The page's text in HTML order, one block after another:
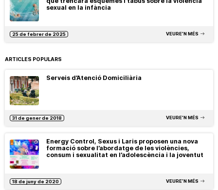
sexual en la infància
25 de febrer de 2025 VEURE’N MÉS
ARTICLES POPULARS
Serveis d’Atenció Domiciliària
31 de gener de 2018 VEURE’N MÉS
Energy Control, Sexus i Laris proposen una nova
formació sobre l’abordatge de les violències,
consum i sexualitat en l’adolescència i la joventut
18 de juny de 2020 VEURE’N MÉS